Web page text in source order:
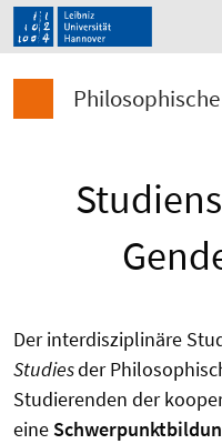
Der interdisziplinäre
Studiesder
Studierenden der
eine